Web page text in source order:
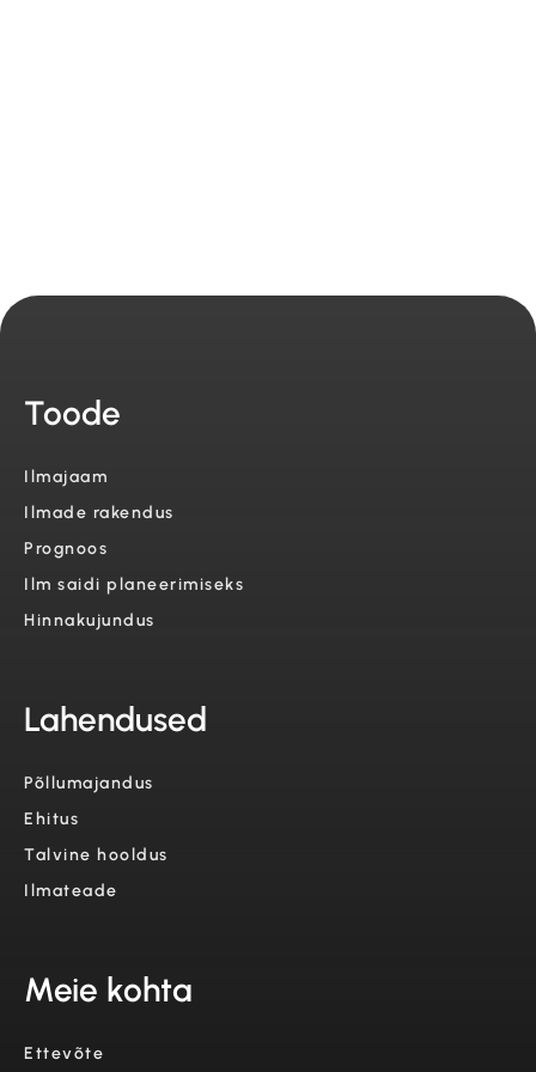
Toode
Ilmajaam
Ilmade rakendus
Prognoos
Ilm saidi planeerimiseks
Hinnakujundus
Lahendused
Põllumajandus
Ehitus
Talvine hooldus
Ilmateade
Meie kohta
Ettevõte